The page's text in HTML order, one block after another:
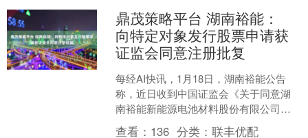
鼎茂策略平台 湖南裕能：
向特定对象发行股票申请获
证监会同意注册批复
每经AI快讯，1月18日，湖南裕能公告
称，近日收到中国证监会《关于同意湖
南裕能新能源电池材料股份有限公司向
特定对象发行股票注册的批复》。批复
查看： 136 分类：联丰优配